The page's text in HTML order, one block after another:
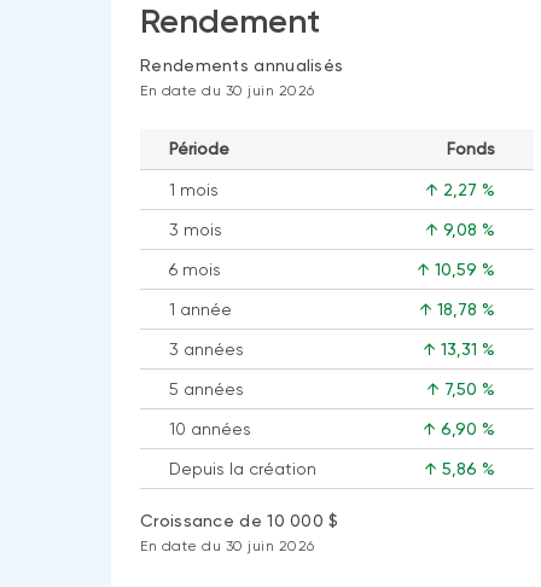
Rendement
Rendements annualisés
En date du 30 juin 2026
Période Fonds
1 mois ↑ 2,27 %
3 mois ↑ 9,08 %
6 mois ↑ 10,59 %
1 année ↑ 18,78 %
3 années ↑ 13,31 %
5 années ↑ 7,50 %
10 années ↑ 6,90 %
Depuis la création ↑ 5,86 %
Croissance de 10 000 $
En date du 30 juin 2026